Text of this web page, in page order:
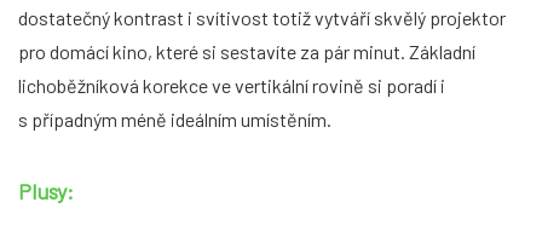
dostatečný kontrast i svítivost totiž vytváří skvělý projektor
pro domácí kino, které si sestavíte za pár minut. Základní
lichoběžníková korekce ve vertikální rovině si poradí i
s případným méně ideálním umístěním.
Plusy: